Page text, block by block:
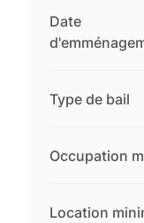
Date
Type de bail
Occupation
Location